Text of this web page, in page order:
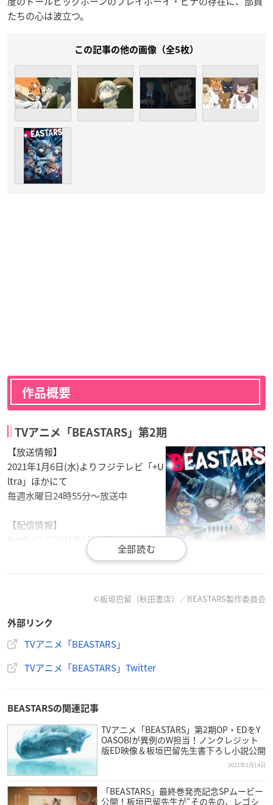
たちの心は波立つ。
この記事の他の画像（全5枚）
作品概要
TVアニメ「BEASTARS」第2期
【放送情報】
2021年1月6日(水)よりフジテレビ「+U
ltra」ほかにて
毎週水曜日24時55分〜放送中
【配信情報】
Netflixにて2021年1月5日(火)〜独占配
2021年7月より190カ国以上で独占配信
【スタッフ】
原作：板垣巴留（秋田書店「週刊少年チャンピオン」連載）
脚本：樋口七海
CGチーフディレクター：井野元英二
美術監督：春日美波
色彩設計：橋本賢
撮影監督：蔡伯崙
編集：植松淳一
音楽：神前暁（MONACA）
制作：オレンジ
©板垣巴留（秋田書店）／BEASTARS製作委員会
外部リンク
TVアニメ「BEASTARS」
TVアニメ「BEASTARS」Twitter
BEASTARSの関連記事
TVアニメ「BEASTARS」第2期OP・EDをY
OASOBIが異例のW担当！ノンクレジット
版ED映像＆板垣巴留先生書下ろし小説公開
2021年1月14日
「BEASTARS」最終巻発売記念SPムービー
公開！板垣巴留先生が“その先の、レゴシ